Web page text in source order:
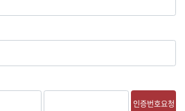
인증번호요청